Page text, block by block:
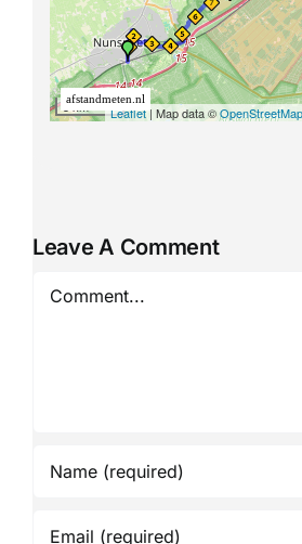
Leave A Comment
Comment